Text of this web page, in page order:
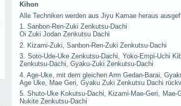
Kihon
Alle Techniken werden aus Jiyu Kamae heraus
1. Sanbon-Ren-Zuki Zenkutsu-Dachi
Oi Zuki Jodan Zenkutsu Dachi
2. Kizami-Zuki, Sanbon-Ren-Zuki Zenkutsu-Dachi
3. Soto-Ude-Uke Zenkutsu-Dachi, Yoko-Empi-Uchi
Zenkutsu-Dachi, Gyaku-Zuki Zenkutsu-Dachi
4. Age-Uke, mit dem gleichen Arm Gedan-Barai,
Age Uke, Mae Geri, Gyaku Zuki Zenkutsu Dachi
5. Shuto-Uke Kokutsu-Dachi, Kizami-Mae-Geri, Mae-
Nukite Zenkutsu-Dachi